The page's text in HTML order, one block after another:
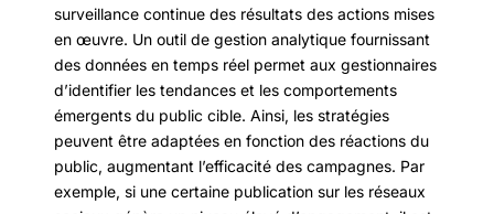
surveillance continue des résultats des actions mises
en œuvre. Un outil de gestion analytique fournissant
des données en temps réel permet aux gestionnaires
d’identifier les tendances et les comportements
émergents du public cible. Ainsi, les stratégies
peuvent être adaptées en fonction des réactions du
public, augmentant l’efficacité des campagnes. Par
exemple, si une certaine publication sur les réseaux